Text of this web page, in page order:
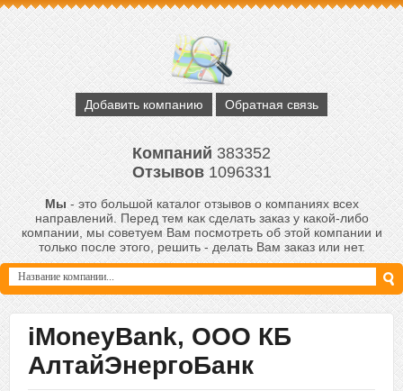
Добавить компанию Обратная связь
Компаний383352
Отзывов1096331
Мы- это большой каталог отзывов о компаниях всех
направлений. Перед тем как сделать заказ у какой-либо
компании, мы советуем Вам посмотреть об этой компании и
только после этого, решить - делать Вам заказ или нет.
iMoneyBank, ООО КБ
АлтайЭнергоБанк